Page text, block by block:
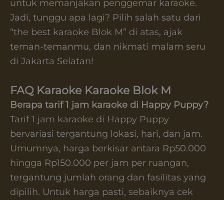
untuk memanjakan penggemar karaoke.
Jadi, tunggu apa lagi? Pilih salah satu dari
“the best karaoke Blok M” di atas, ajak
teman-temanmu, dan nikmati malam seru
di Jakarta Selatan!
FAQ Karaoke Karaoke Blok M
Berapa tarif 1 jam karaoke di Happy Puppy?
Tarif 1 jam karaoke di Happy Puppy
bervariasi tergantung lokasi, hari, dan jam.
Umumnya, harga berkisar antara Rp50.000
hingga Rp150.000 per jam per ruangan,
tergantung jumlah orang dan fasilitas yang
dipilih. Untuk harga pasti, sebaiknya cek